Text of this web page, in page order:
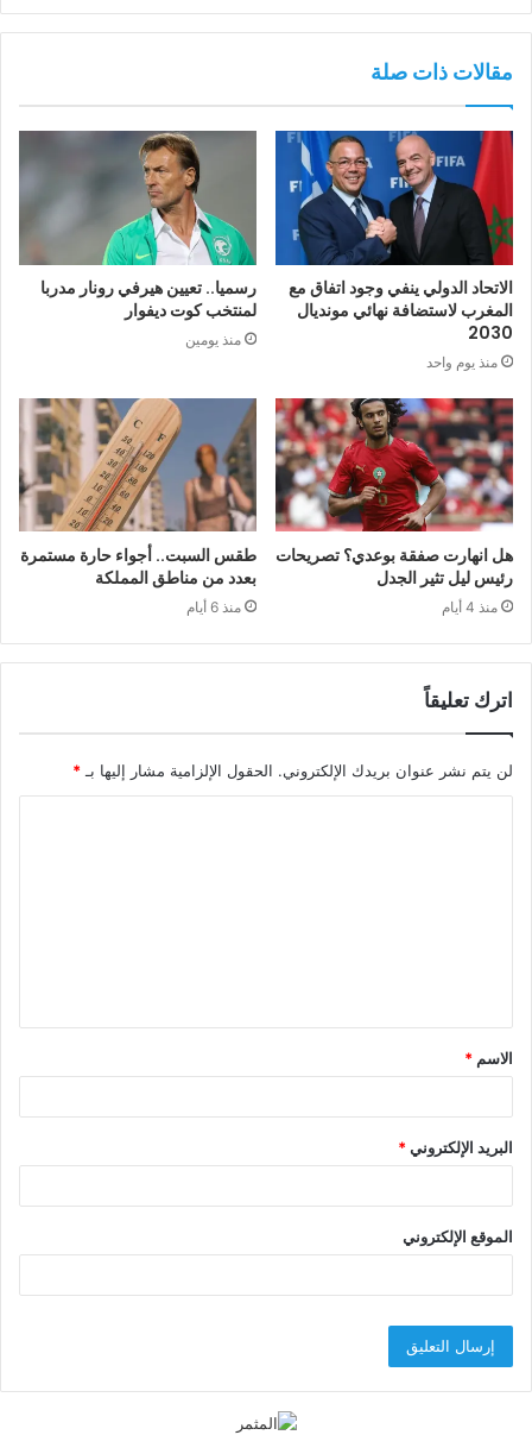
مقالات ذات صلة
الاتحاد الدولي ينفي وجود اتفاق مع
المغرب لاستضافة نهائي مونديال
2030
منذ يوم واحد
رسميا.. تعيين هيرفي رونار مدربا
لمنتخب كوت ديفوار
منذ يومين
هل انهارت صفقة بوعدي؟ تصريحات
رئيس ليل تثير الجدل
منذ 4 أيام
طقس السبت.. أجواء حارة مستمرة
بعدد من مناطق المملكة
منذ 6 أيام
اترك تعليقاً
لن يتم نشر عنوان بريدك الإلكتروني. الحقول الإلزامية مشار إليها بـ *
ق
*
الاسم *
البريد الإلكتروني*
الموقع الإلكتروني